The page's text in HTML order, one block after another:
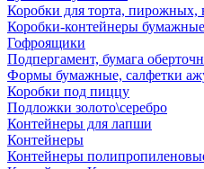
Коробки для торта, пирожных,
Коробки-контейнеры бумажные
Гофроящики
Подпергамент, бумага
Формы бумажные, салфетки
Коробки под пиццу
Подложки золото\серебро
Контейнеры для лапши
Контейнеры
Контейнеры